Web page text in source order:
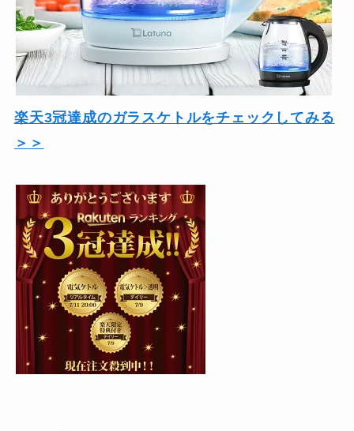
楽天3冠達成のガラスケトルをチェックしてみる
＞＞